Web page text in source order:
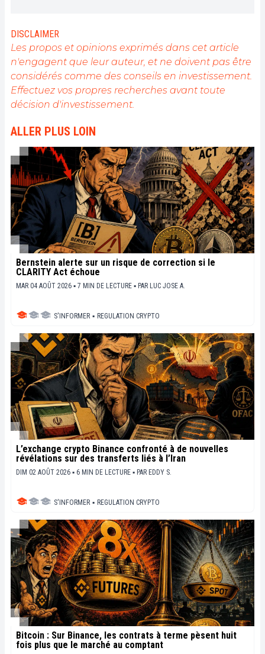
l'engagement de sensibiliser et d'informer le grand
public sur cet écosystème en constante évolution.
Mon objectif est de permettre à chacun de mieux
comprendre la blockchain et de saisir les
opportunités qu'elle offre. Je m'efforce chaque jour
de fournir une analyse objective de l'actualité, de
décrypter les tendances du marché, de relayer les
sociétaux de cette révolution en marche.
DISCLAIMER
Les propos et opinions exprimés dans cet article
n'engagent que leur auteur, et ne doivent pas être
considérés comme des conseils en investissement.
Effectuez vos propres recherches avant toute
décision d'investissement.
ALLER PLUS LOIN
Bernstein alerte sur un risque de correction si le
CLARITY Act échoue
MAR 04 AOÛT 2026 ▪ 7 MIN DE LECTURE ▪ PAR LUC JOSE A.
S'INFORMER ▪ REGULATION CRYPTO
L’exchange crypto Binance confronté à de nouvelles
révélations sur des transferts liés à l’Iran
DIM 02 AOÛT 2026 ▪ 6 MIN DE LECTURE ▪ PAR EDDY S.
S'INFORMER ▪ REGULATION CRYPTO
Bitcoin : Sur Binance, les contrats à terme pèsent huit
fois plus que le marché au comptant